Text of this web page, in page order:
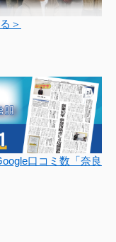
＞
口コミ数「奈良